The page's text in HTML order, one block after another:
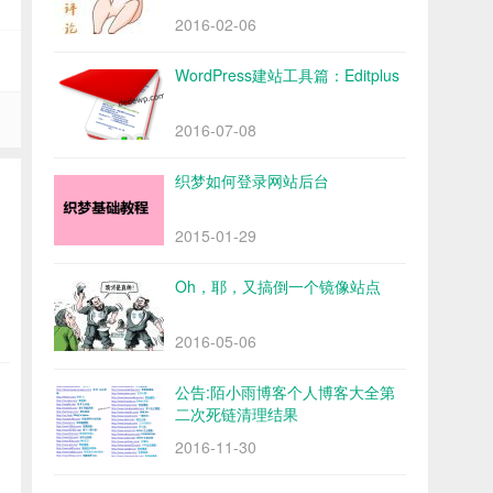
2016-02-06
WordPress建站工具篇：Editplus
2016-07-08
织梦如何登录网站后台
2015-01-29
Oh，耶，又搞倒一个镜像站点
2016-05-06
公告:陌小雨博客个人博客大全第
二次死链清理结果
2016-11-30